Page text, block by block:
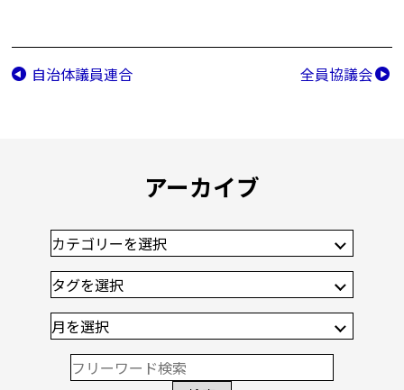
自治体議員連合 全員協議会
アーカイブ